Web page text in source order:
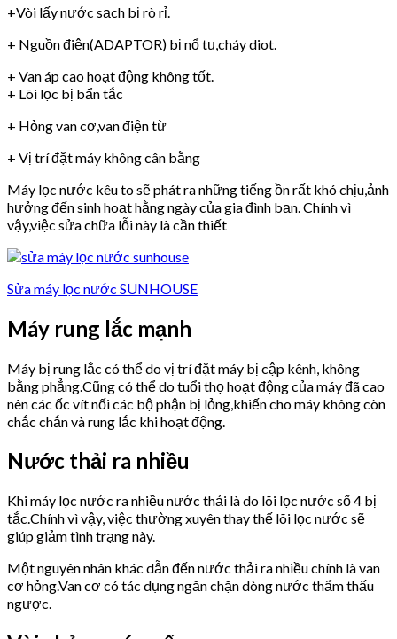
+Vòi lấy nước sạch bị rò rỉ.
+ Nguồn điện(ADAPTOR) bị nổ tụ,cháy diot.
+ Van áp cao hoạt động không tốt.
+ Lõi lọc bị bẩn tắc
+ Hỏng van cơ,van điện từ
+ Vị trí đặt máy không cân bằng
Máy lọc nước kêu to sẽ phát ra những tiếng ồn rất khó chịu,ảnh
hưởng đến sinh hoạt hằng ngày của gia đình bạn. Chính vì
vậy,việc sửa chữa lỗi này là cần thiết
Sửa máy lọc nước SUNHOUSE
Máy rung lắc mạnh
Máy bị rung lắc có thể do vị trí đặt máy bị cập kênh, không
bằng phẳng.Cũng có thể do tuổi thọ hoạt động của máy đã cao
nên các ốc vít nối các bộ phận bị lỏng,khiến cho máy không còn
chắc chắn và rung lắc khi hoạt động.
Nước thải ra nhiều
Khi máy lọc nước ra nhiều nước thải là do lõi lọc nước số 4 bị
tắc.Chính vì vậy, việc thường xuyên thay thế lõi lọc nước sẽ
giúp giảm tình trạng này.
Một nguyên nhân khác dẫn đến nước thải ra nhiều chính là van
cơ hỏng.Van cơ có tác dụng ngăn chặn dòng nước thẩm thấu
ngược.